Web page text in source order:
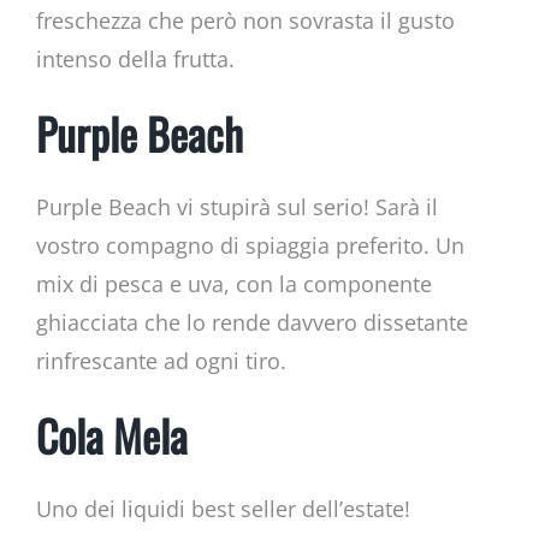
freschezza che però non sovrasta il gusto
intenso della frutta.
Purple Beach
Purple Beach vi stupirà sul serio! Sarà il
vostro compagno di spiaggia preferito. Un
mix di pesca e uva, con la componente
ghiacciata che lo rende davvero dissetante
rinfrescante ad ogni tiro.
Cola Mela
Uno dei liquidi best seller dell’estate!